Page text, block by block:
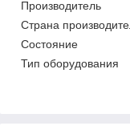
Производитель
Страна
Состояние
Тип оборудования